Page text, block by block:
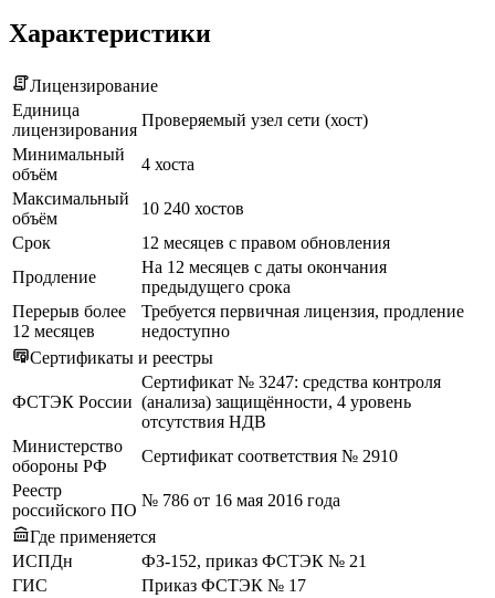
Характеристики
Лицензирование
Единица
лицензирования
Проверяемый узел сети (хост)
Минимальный
объём
4 хоста
Максимальный
объём
10 240 хостов
Срок
12 месяцев с правом обновления
Продление
На 12 месяцев с даты окончания
предыдущего срока
Перерыв более
12 месяцев
Требуется первичная лицензия, продление
недоступно
Сертификаты и реестры
ФСТЭК России
Сертификат № 3247: средства контроля
(анализа) защищённости, 4 уровень
отсутствия НДВ
Министерство
обороны РФ
Сертификат соответствия № 2910
Реестр
российского ПО
№ 786 от 16 мая 2016 года
Где применяется
ИСПДн
ФЗ-152, приказ ФСТЭК № 21
ГИС
Приказ ФСТЭК № 17